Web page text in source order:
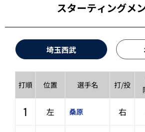
スターティングメ
埼玉西武
打順 位置 選手名 打/投
1 左 桑原 右